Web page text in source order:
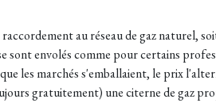
raccordement au réseau de gaz naturel,
sont envolés comme pour certains
les marchés s'emballaient, le prix
gratuitement) une citerne de gaz